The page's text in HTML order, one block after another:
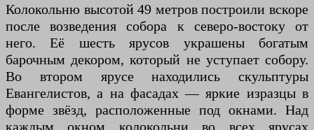
Колокольню высотой 49 метров построили вскоре
после возведения собора к северо-востоку от
него. Её шесть ярусов украшены богатым
барочным декором, который не уступает собору.
Во втором ярусе находились скульптуры
Евангелистов, а на фасадах — яркие изразцы в
форме звёзд, расположенные под окнами. Над
каждым окном колокольни во всех ярусах